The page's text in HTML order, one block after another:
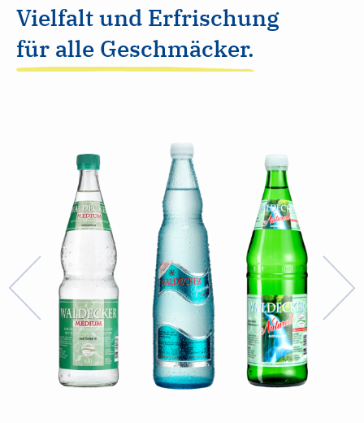
Vielfalt und Erfrischung
für alle Geschmäcker.